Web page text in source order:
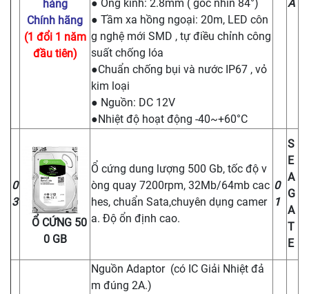
háng
Chính hãng
(1 đổi 1 năm
đầu tiên)
● Ống kính: 2.8mm ( góc nhìn 84°)
● Tầm xa hồng ngoại: 20m, LED côn
g nghệ mới SMD , tự điều chỉnh công
suất chống lóa
●Chuẩn chống bụi và nước IP67 , vỏ
kim loại
● Nguồn: DC 12V
●Nhiệt độ hoạt động -40~+60°C
A
0
3
Ổ CỨNG 50
0 GB
Ổ cứng dung lượng 500 Gb, tốc độ v
òng quay 7200rpm, 32Mb/64mb cac
hes, chuẩn Sata,chuyên dụng camer
a. Độ ổn định cao.
0
1
S
E
A
G
A
T
E
Nguồn Adaptor (có IC Giải Nhiệt đả
m đúng 2A.)